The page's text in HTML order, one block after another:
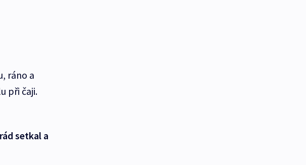
ráno a
při čaji.
setkal a